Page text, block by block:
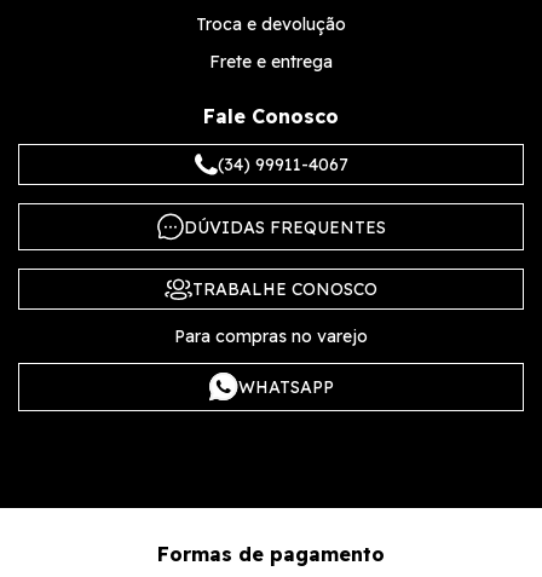
Troca e devolução
Frete e entrega
Fale Conosco
(34) 99911-4067
DÚVIDAS FREQUENTES
TRABALHE CONOSCO
Para compras no varejo
WHATSAPP
Formas de pagamento